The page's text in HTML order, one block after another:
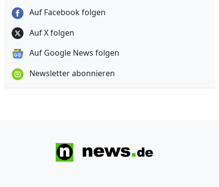
Auf Facebook folgen
Auf X folgen
Auf Google News folgen
Newsletter abonnieren